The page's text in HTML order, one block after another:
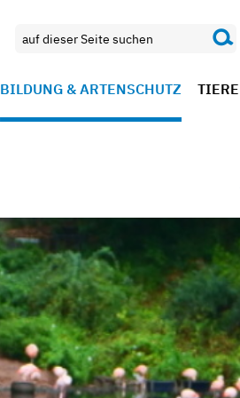
BILDUNG & ARTENSCHUTZ TIERE